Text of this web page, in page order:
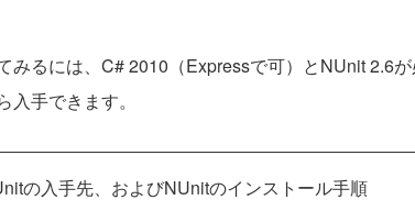
みるには、C# 2010（Expressで可）とNUnit 2.6
手できます。
の入手先、およびNUnitのインストール手順